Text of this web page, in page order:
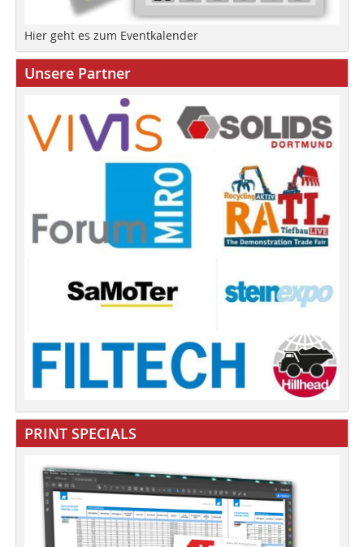
Hier geht es zum Eventkalender
Unsere Partner
PRINT SPECIALS